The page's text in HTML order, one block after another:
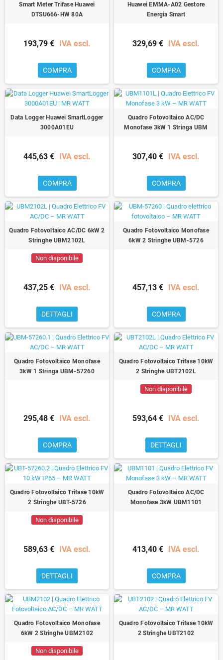
Smart Meter Trifase Huawei
DTSU666-HW 80A
193,79 € IVA escl.
COMPRA
Huawei EMMA-A02 Gestore
Energia Smart
329,69 € IVA escl.
COMPRA
Data Logger Huawei SmartLogger
3000A01EU
445,63 € IVA escl.
COMPRA
Quadro Fotovoltaico AC/DC
Monofase 3kW 1 Stringa UBM
307,40 € IVA escl.
COMPRA
Quadro Fotovoltaico AC/DC 6kW 2
Stringhe UBM2102L
Non disponibile
437,25 € IVA escl.
DETTAGLI
Quadro Fotovoltaico Monofase
6kW 2 Stringhe UBM-5726
457,13 € IVA escl.
COMPRA
Quadro Fotovoltaico Monofase
3kW 1 Stringa UBM-57260
295,48 € IVA escl.
COMPRA
Quadro Fotovoltaico Trifase 10kW
2 Stringhe UBT2102L
Non disponibile
593,64 € IVA escl.
DETTAGLI
Quadro Fotovoltaico Trifase 10kW
2 Stringhe UBT-5726
Non disponibile
589,63 € IVA escl.
DETTAGLI
Quadro Fotovoltaico AC/DC
Monofase 3kW UBM1101
413,40 € IVA escl.
COMPRA
Quadro Fotovoltaico Monofase
6kW 2 Stringhe UBM2102
Non disponibile
Quadro Fotovoltaico Trifase 10kW
2 Stringhe UBT2102